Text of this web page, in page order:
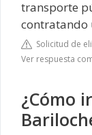
transporte
contratando
Solicitud de
Ver respuesta
¿Cómo